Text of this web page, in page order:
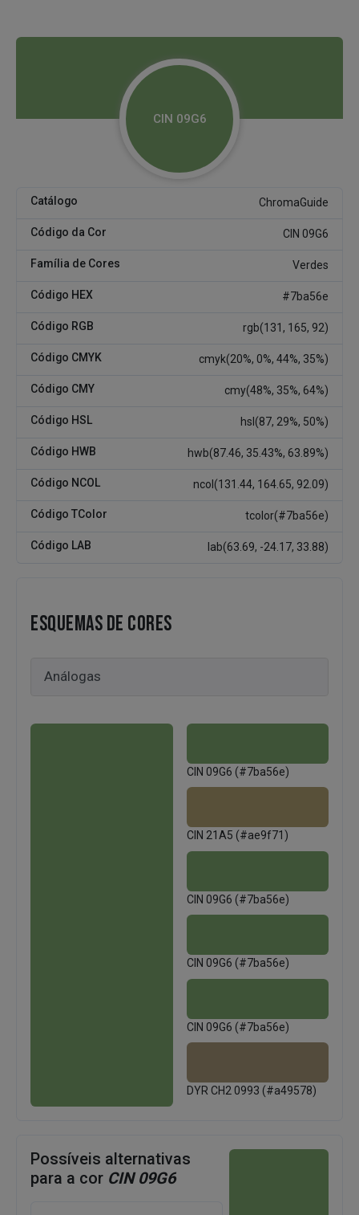
CIN 09G6
Catálogo ChromaGuide
Código da Cor CIN 09G6
Família de Cores Verdes
Código HEX #7ba56e
Código RGB rgb(131, 165, 92)
Código CMYK cmyk(20%, 0%, 44%, 35%)
Código CMY cmy(48%, 35%, 64%)
Código HSL hsl(87, 29%, 50%)
Código HWB hwb(87.46, 35.43%, 63.89%)
Código NCOL ncol(131.44, 164.65, 92.09)
Código TColor tcolor(#7ba56e)
Código LAB lab(63.69, -24.17, 33.88)
ESQUEMAS DE CORES
CIN 09G6 (#7ba56e)
CIN 21A5 (#ae9f71)
CIN 09G6 (#7ba56e)
CIN 09G6 (#7ba56e)
CIN 09G6 (#7ba56e)
DYR CH2 0993 (#a49578)
Possíveis alternativas
para a cor CIN 09G6